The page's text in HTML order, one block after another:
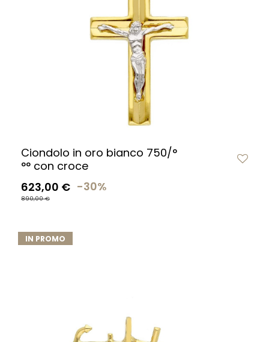
Ciondolo in oro bianco 750/°
°° con croce
623,00 € -30%
890,00 €
IN PROMO